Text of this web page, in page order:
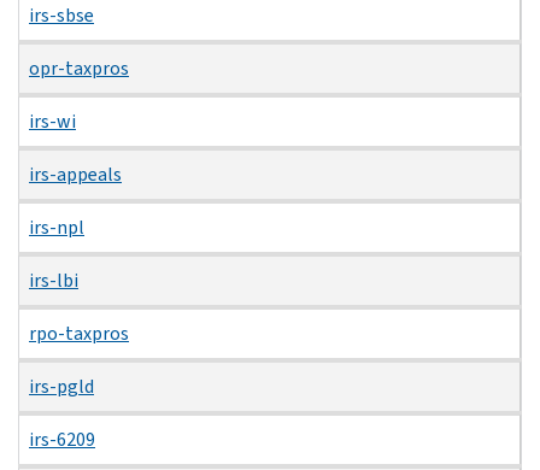
irs-sbse
opr-taxpros
irs-wi
irs-appeals
irs-npl
irs-lbi
rpo-taxpros
irs-pgld
irs-6209